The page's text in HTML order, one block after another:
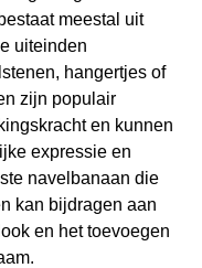
meestal uit
uiteinden
hangertjes of
zijn populair
en kunnen
expressie en
navelbanaan die
kan bijdragen aan
en het toevoegen